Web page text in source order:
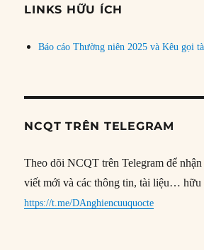
đề
LINKS HỮU ÍCH
Báo cáo Thường niên 2025 và Kêu gọi
NCQT TRÊN TELEGRAM
Theo dõi NCQT trên Telegram để
viết mới và các thông tin, tài liệu… hữu
https://t.me/DAnghiencuuquocte